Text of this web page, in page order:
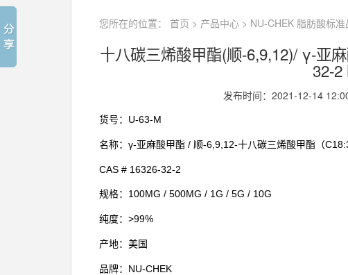
您所在的位置： 首页 > 产品中心 > NU-CHEK 脂肪酸标准
十八碳三烯酸甲酯(顺-6,9,12)/ γ-亚
32-2
发布时间：2021-12-14
货号： U-63-M
名称： γ-亚麻酸甲酯 / 顺-6,9,12-十八碳三烯酸甲酯（
CAS # 16326-32-2
规格： 100MG / 500MG / 1G / 5G / 10G
纯度： >99%
产地：美国
品牌： NU-CHEK